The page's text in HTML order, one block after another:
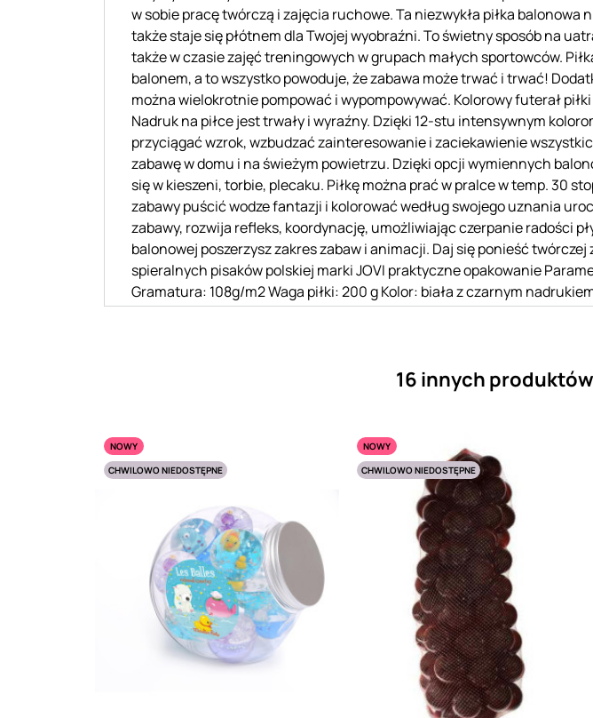
w sobie pracę twórczą i zajęcia ruchowe. Ta niezwykła piłka
także staje się płótnem dla Twojej wyobraźni. To świetny sposób na
także w czasie zajęć treningowych w grupach małych sportowców.
balonem, a to wszystko powoduje, że zabawa może trwać i trwać!
można wielokrotnie pompować i wypompowywać. Kolorowy futerał
Nadruk na piłce jest trwały i wyraźny. Dzięki 12-stu intensywnym
przyciągać wzrok, wzbudzać zainteresowanie i zaciekawienie
zabawę w domu i na świeżym powietrzu. Dzięki opcji wymiennych
się w kieszeni, torbie, plecaku. Piłkę można prać w pralce w temp. 30
zabawy puścić wodze fantazji i kolorować według swojego uznania
zabawy, rozwija refleks, koordynację, umożliwiając czerpanie radości
balonowej poszerzysz zakres zabaw i animacji. Daj się ponieść
spieralnych pisaków polskiej marki JOVI praktyczne opakowanie
Gramatura: 108g/m2 Waga piłki: 200 g Kolor: biała z czarnym
16 innych
NOWY
CHWILOWO NIEDOSTĘPNE
NOWY
CHWILOWO NIEDOSTĘPNE